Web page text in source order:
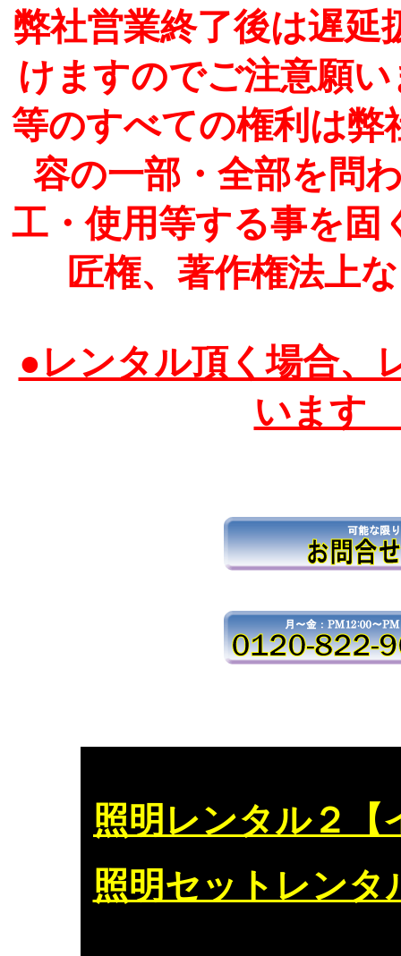
弊社営業終了後は遅延
けますのでご注意願
等のすべての権利は弊
容の一部・全部を問
工・使用等する事を
匠権、著作権法上
●レンタル頂く場合、
いま
照明レンタル２【
照明セットレンタ